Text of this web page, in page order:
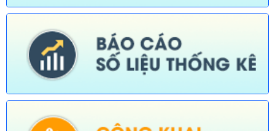
Tên:(Thông báo về việc công bố thủ tục hành chính nội bộ
phạm vi chức năng quản lý của Sở Xây dựng)
Ngày ban hành: (30/07/2026)
677/TB-UBND
(Thông báo về việc công bố Danh mục thủ tục hành chính
thuộc phạm vi chức năng quản lý của Sở Khoa học và Công
Ngày ban hành: (30/07/2026)